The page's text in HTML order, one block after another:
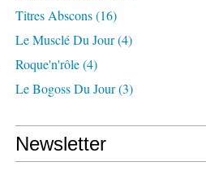
Titres Abscons(16)
Le Musclé Du Jour(4)
Roque'n'rôle(4)
Le Bogoss Du Jour(3)
Newsletter